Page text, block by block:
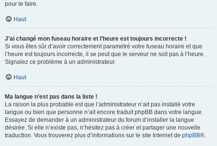
pour le faire.
Haut
J’ai changé mon fuseau horaire et l’heure est toujours incorrecte !
Si vous êtes sûr d’avoir correctement paramétré votre fuseau horaire et que
l’heure est toujours incorrecte, il se peut que le serveur ne soit pas à l’heure.
Signalez ce problème à un administrateur.
Haut
Ma langue n’est pas dans la liste !
La raison la plus probable est que l’administrateur n’ait pas installé votre
langue ou bien que personne n’ait encore traduit phpBB dans votre langue.
Essayez de demander à un administrateur du forum d’installer la langue
désirée. Si elle n’existe pas, n’hésitez pas à créer et partager une nouvelle
traduction. Vous trouverez plus d’informations sur le site Internet de phpBB®.